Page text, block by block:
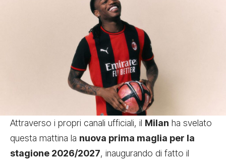
Attraverso i propri canali ufficiali, il Milan ha svelato
questa mattina la nuova prima maglia per la
stagione 2026/2027, inaugurando di fatto il